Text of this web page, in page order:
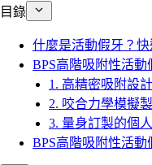
目錄
什麼是活動假牙？
BPS高階吸附性活
1. 高精密吸附設
2. 咬合力學模擬
3. 量身訂製的個
BPS高階吸附性活